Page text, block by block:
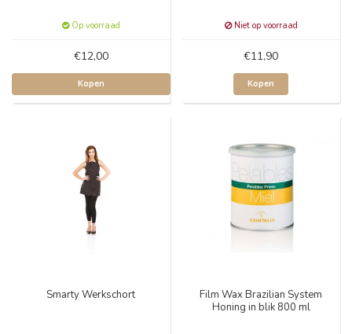
Op voorraad
€12,00
Kopen
Niet op voorraad
€11,90
Kopen
Smarty Werkschort
Film Wax Brazilian System
Honing in blik 800 ml